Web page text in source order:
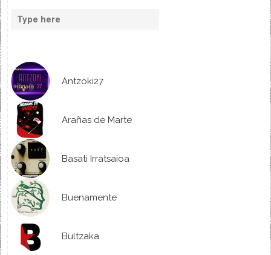
Antzoki27
Arañas de Marte
Basati Irratsaioa
Buenamente
Bultzaka